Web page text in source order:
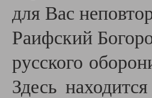
для Вас
Раифский
русского
Здесь